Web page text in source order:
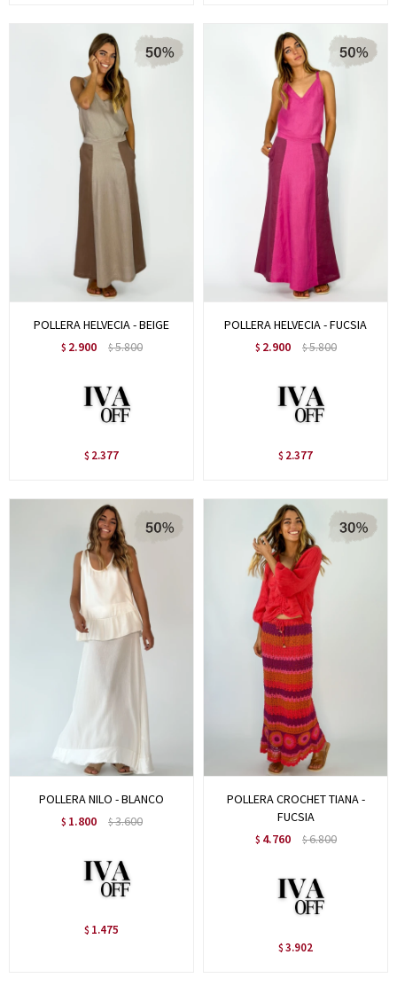
POLLERA HELVECIA - BEIGE
$ 2.900 $5.800
$ 2.377
POLLERA HELVECIA - FUCSIA
$ 2.900 $5.800
$ 2.377
POLLERA NILO - BLANCO
$ 1.800 $3.600
$ 1.475
POLLERA CROCHET TIANA -
FUCSIA
$ 4.760 $6.800
$ 3.902